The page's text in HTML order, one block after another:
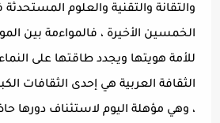
والتقانة والتقنية والعلوم
الخمسين الأخيرة ، فالمواءمة بين
للأمة هويتها ويجدد طاقتها على
الثقافة العربية هي إحدى الثقافات
، وهي مؤهلة اليوم لاستئناف دورها